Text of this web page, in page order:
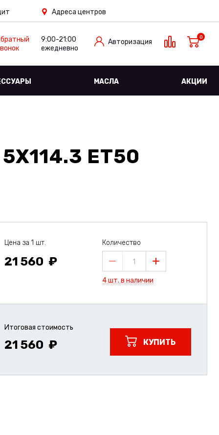
Адреса центров
9:00-21:00
ежедневно
Авторизация
0
МАСЛА АКЦИИ
ET50
Цена за 1 шт.
21 560
Количество
1
4 шт. в наличии
Итоговая стоимость
21 560 КУПИТЬ